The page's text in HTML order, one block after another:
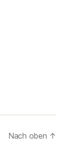
Nach oben ↑